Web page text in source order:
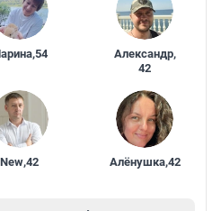
,54 Александр,
42
New,42 Алёнушка,42